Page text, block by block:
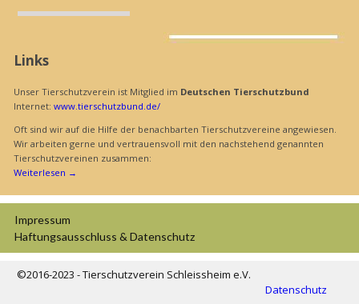
Links
Unser Tierschutzverein ist Mitglied im Deutschen Tierschutzbund
Internet: www.tierschutzbund.de/
Oft sind wir auf die Hilfe der benachbarten Tierschutzvereine angewiesen.
Wir arbeiten gerne und vertrauensvoll mit den nachstehend genannten
Tierschutzvereinen zusammen:
Weiterlesen →
Impressum
Haftungs­ausschluss & Datenschutz
©2016-2023 - Tierschutzverein Schleissheim e.V.
Datenschutz